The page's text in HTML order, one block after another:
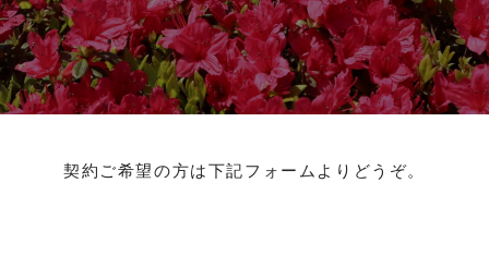
契約ご希望の方は下記フォームよりどうぞ。